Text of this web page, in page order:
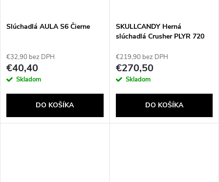
Slúchadlá AULA S6 Čierne
€32,90 bez DPH
€40,40
Skladom
DO KOŠÍKA
SKULLCANDY Herná
slúchadlá Crusher PLYR 720
€219,90 bez DPH
€270,50
Skladom
DO KOŠÍKA